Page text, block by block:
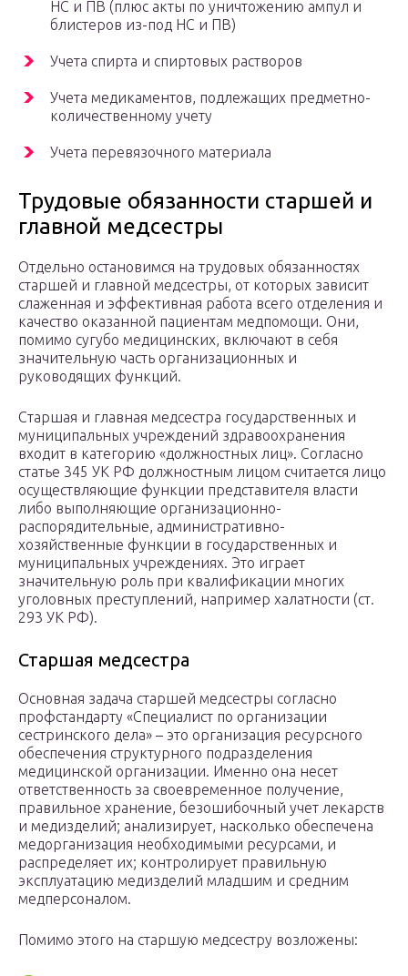
НС и ПВ (плюс акты по уничтожению ампул и
блистеров из-под НС и ПВ)
Учета спирта и спиртовых растворов
Учета медикаментов, подлежащих предметно-
количественному учету
Учета перевязочного материала
Трудовые обязанности старшей и
главной медсестры
Отдельно остановимся на трудовых обязанностях
старшей и главной медсестры, от которых зависит
слаженная и эффективная работа всего отделения и
качество оказанной пациентам медпомощи. Они,
помимо сугубо медицинских, включают в себя
значительную часть организационных и
руководящих функций.
Старшая и главная медсестра государственных и
муниципальных учреждений здравоохранения
входит в категорию «должностных лиц». Согласно
статье 345 УК РФ должностным лицом считается лицо
осуществляющие функции представителя власти
либо выполняющие организационно-
распорядительные, административно-
хозяйственные функции в государственных и
муниципальных учреждениях. Это играет
значительную роль при квалификации многих
уголовных преступлений, например халатности (ст.
293 УК РФ).
Старшая медсестра
Основная задача старшей медсестры согласно
профстандарту «Специалист по организации
сестринского дела» – это организация ресурсного
обеспечения структурного подразделения
медицинской организации. Именно она несет
ответственность за своевременное получение,
правильное хранение, безошибочный учет лекарств
и медизделий; анализирует, насколько обеспечена
медорганизация необходимыми ресурсами, и
распределяет их; контролирует правильную
эксплуатацию медизделий младшим и средним
медперсоналом.
Помимо этого на старшую медсестру возложены: